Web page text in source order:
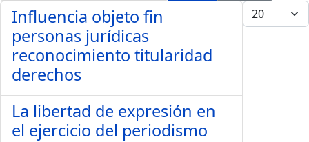
Cantidad a
Influencia objeto fin
personas jurídicas
reconocimiento titularidad
derechos
La libertad de expresión en
el ejercicio del periodismo